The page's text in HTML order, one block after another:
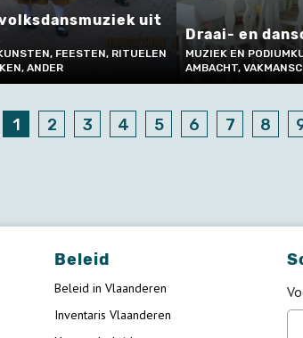
Draai- en
MUZIEK EN
AMBACHT,
uit
FEESTEN, RITUELEN
ANDER
1 2 3 4 5 6 7 8
Beleid
Beleid in Vlaanderen
Inventaris Vlaanderen